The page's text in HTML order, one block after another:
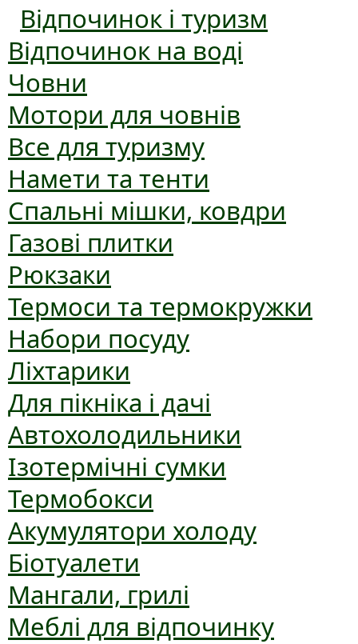
Відпочинок і туризм
Відпочинок на воді
Човни
Мотори для човнів
Все для туризму
Намети та тенти
Спальні мішки, ковдри
Газові плитки
Рюкзаки
Термоси та термокружки
Набори посуду
Ліхтарики
Для пікніка і дачі
Автохолодильники
Ізотермічні сумки
Термобокси
Акумулятори холоду
Біотуалети
Мангали, грилі
Меблі для відпочинку